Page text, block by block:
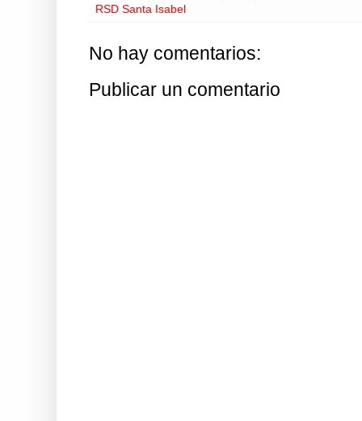
RSD Santa Isabel
No hay comentarios:
Publicar un comentario